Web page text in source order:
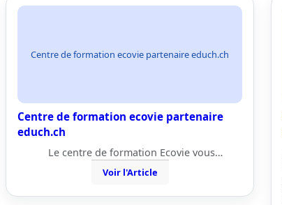
Centre de formation ecovie partenaire educh.ch
Centre de formation ecovie partenaire
educh.ch
Le centre de formation Ecovie vous…
Voir l'Article